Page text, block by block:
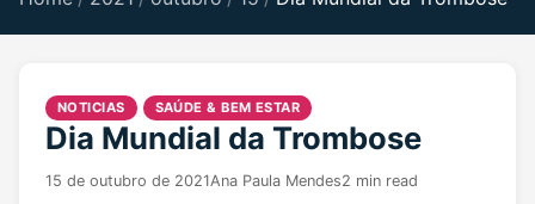
NOTICIAS SAÚDE & BEM ESTAR
Dia Mundial da Trombose
15 de outubro de 2021Ana Paula Mendes2 min read